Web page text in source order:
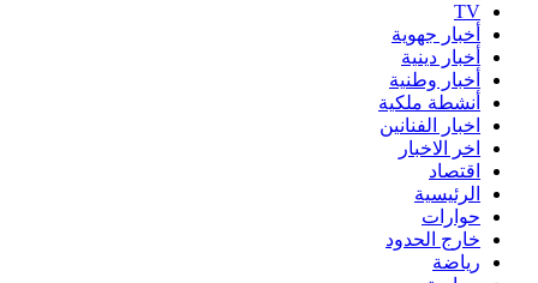
TV
أخبار جهوية
أخبار دينية
أخبار وطنية
أنشطة ملكية
اخبار الفنانين
اخر الاخبار
اقتصاد
الرئيسية
حوارات
خارج الحدود
رياضة